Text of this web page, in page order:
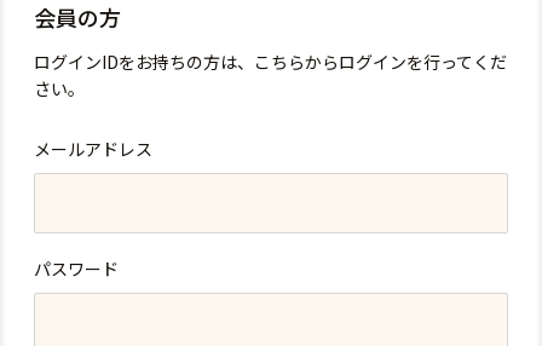
会員の方
ログインIDをお持ちの方は、こちらからログインを行ってくだ
さい。
メールアドレス
パスワード